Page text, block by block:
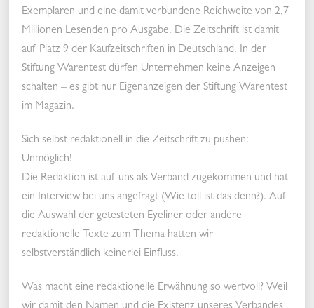
Exemplaren und eine damit verbundene Reichweite von 2,7
Millionen Lesenden pro Ausgabe. Die Zeitschrift ist damit
auf Platz 9 der Kaufzeitschriften in Deutschland. In der
Stiftung Warentest dürfen Unternehmen keine Anzeigen
schalten – es gibt nur Eigenanzeigen der Stiftung Warentest
im Magazin.
Sich selbst redaktionell in die Zeitschrift zu pushen:
Unmöglich!
Die Redaktion ist auf uns als Verband zugekommen und hat
ein Interview bei uns angefragt (Wie toll ist das denn?). Auf
die Auswahl der getesteten Eyeliner oder andere
redaktionelle Texte zum Thema hatten wir
selbstverständlich keinerlei Einfluss.
Was macht eine redaktionelle Erwähnung so wertvoll? Weil